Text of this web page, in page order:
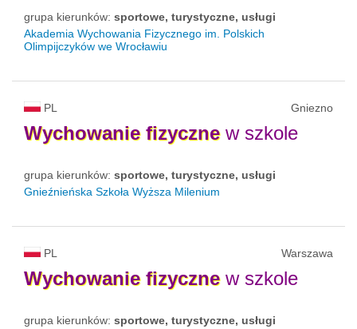
grupa kierunków: sportowe, turystyczne, usługi
Akademia Wychowania Fizycznego im. Polskich
Olimpijczyków we Wrocławiu
PL Gniezno
Wychowanie fizycznew szkole
grupa kierunków: sportowe, turystyczne, usługi
Gnieźnieńska Szkoła Wyższa Milenium
PL Warszawa
Wychowanie fizycznew szkole
grupa kierunków: sportowe, turystyczne, usługi